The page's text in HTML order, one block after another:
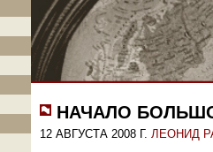
НАЧАЛО
12 АВГУСТА 2008 Г. ЛЕОНИД